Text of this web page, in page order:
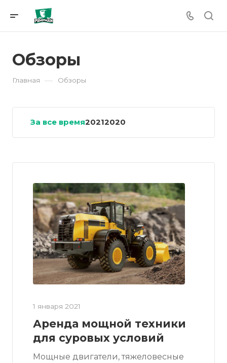
Обзоры
Главная — Обзоры
За все время20212020
1 января 2021
Аренда мощной техники
для суровых условий
Мощные двигатели, тяжеловесные